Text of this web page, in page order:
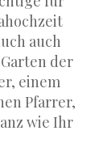
auch
der
einem
Pfarrer,
wie Ihr